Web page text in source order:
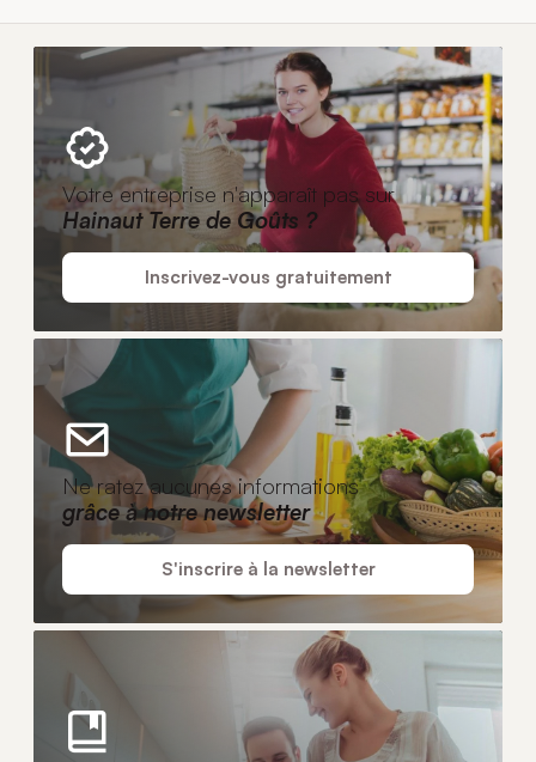
Votre entreprise n'apparaît pas sur
Hainaut Terre de Goûts ?
Inscrivez-vous gratuitement
Ne ratez aucunes informations
grâce à notre newsletter
S'inscrire à la newsletter